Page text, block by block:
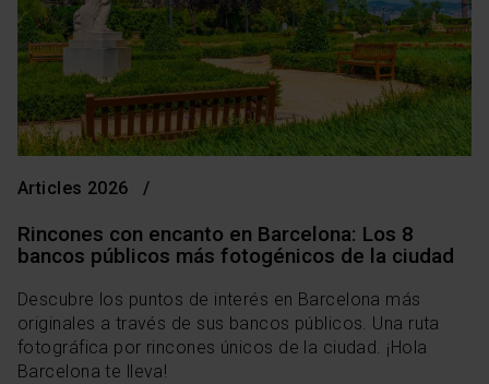
Articles 2026
Rincones con encanto en Barcelona: Los 8
bancos públicos más fotogénicos de la ciudad
Descubre los puntos de interés en Barcelona más
originales a través de sus bancos públicos. Una ruta
fotográfica por rincones únicos de la ciudad. ¡Hola
Barcelona te lleva!